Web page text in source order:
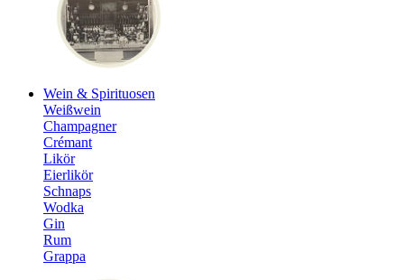
Wein & Spirituosen
Weißwein
Champagner
Crémant
Likör
Eierlikör
Schnaps
Wodka
Gin
Rum
Grappa